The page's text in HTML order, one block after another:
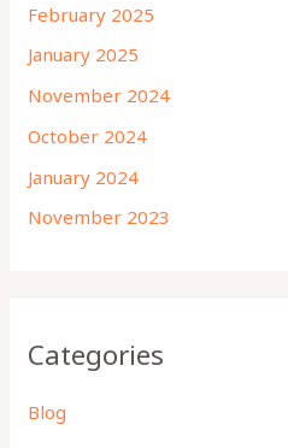
February 2025
January 2025
November 2024
October 2024
January 2024
November 2023
Categories
Blog